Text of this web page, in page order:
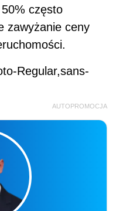
często
zawyżanie ceny
Regular,sans-
AUTOPROMOCJA